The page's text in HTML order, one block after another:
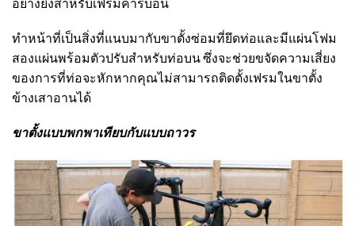
อย่างยิ่งสำหรับเฟรมคาร์บอน
ทำหน้าที่เป็นสิ่งที่แนบมากับขาตั้งซ่อมที่ยึดท่อและมีแผ่นโฟม
สองแผ่นพร้อมตัวปรับสำหรับท่อบน ซึ่งจะช่วยขจัดความเสี่ยง
ของการที่ท่อจะหักหากคุณไม่สามารถติดตั้งเฟรมในขาตั้ง
ข้างเสาอานได้
ขาตั้งแบบพกพาเทียบกับแบบถาวร